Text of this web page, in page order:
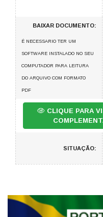
BAIXAR DOCUMENTO:
É NECESSARIO TER UM
SOFTWARE INSTALADO NO SEU
COMPUTADOR PARA LEITURA
DO ARQUIVO COM FORMATO
PDF
CLIQUE PARA
SITUAÇÃO: